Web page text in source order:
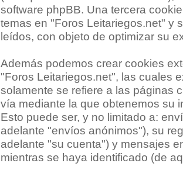
software phpBB. Una tercera
temas en "Foros Leitariegos.net" y
leídos, con objeto de optimizar su
Además podemos crear cookies
"Foros Leitariegos.net", las cuales
solamente se refiere a las páginas
vía mediante la que obtenemos su
Esto puede ser, y no limitado a:
adelante "envíos anónimos"), su
adelante "su cuenta") y mensajes
mientras se haya identificado (de